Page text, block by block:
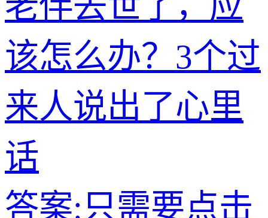
该怎么办？3个过
来人说出了心里
话
答案:只需要点击